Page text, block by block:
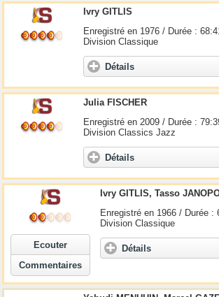
Ivry GITLIS
Enregistré en 1976 / Durée :
Division Classique
Détails
Julia FISCHER
Enregistré en 2009 / Durée :
Division Classics Jazz
Détails
Ecouter
Commentaires
Ivry GITLIS, Tasso
Enregistré en 1966 / Durée
Division Classique
Détails